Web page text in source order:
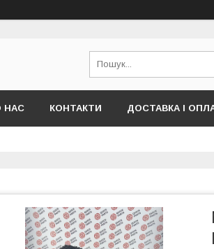
НАС КОНТАКТИ ДОСТАВКА І